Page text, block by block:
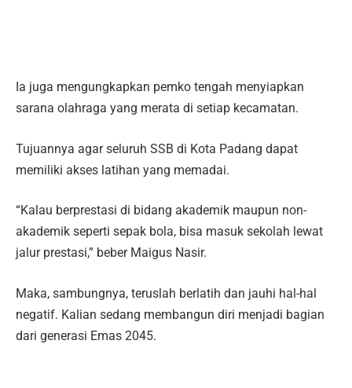
Ia juga mengungkapkan pemko tengah menyiapkan
sarana olahraga yang merata di setiap kecamatan.
Tujuannya agar seluruh SSB di Kota Padang dapat
memiliki akses latihan yang memadai.
“Kalau berprestasi di bidang akademik maupun non-
akademik seperti sepak bola, bisa masuk sekolah lewat
jalur prestasi,” beber Maigus Nasir.
Maka, sambungnya, teruslah berlatih dan jauhi hal-hal
negatif. Kalian sedang membangun diri menjadi bagian
dari generasi Emas 2045.